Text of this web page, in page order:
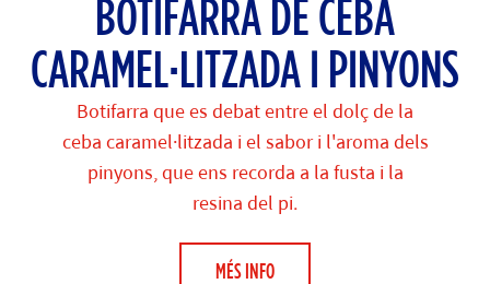
BOTIFARRA DE CEBA
CARAMEL·LITZADA I PINYONS
Botifarra que es debat entre el dolç de la
ceba caramel·litzada i el sabor i l'aroma dels
pinyons, que ens recorda a la fusta i la
resina del pi.
MÉS INFO